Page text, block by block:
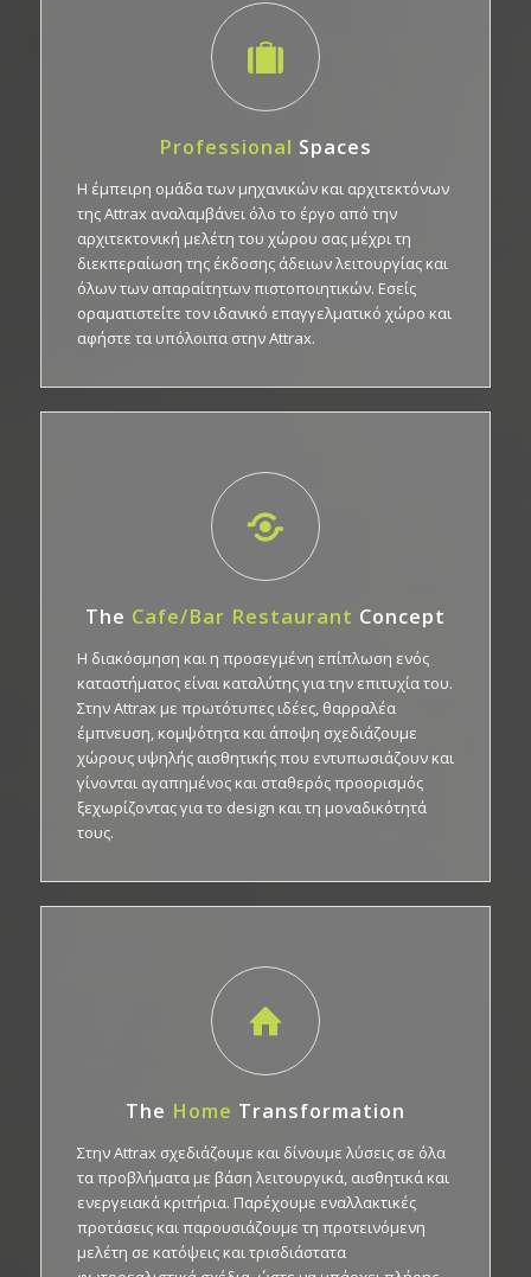
Professional Spaces
Η έμπειρη ομάδα των μηχανικών και αρχιτεκτόνων
της Attrax αναλαμβάνει όλο το έργο από την
αρχιτεκτονική μελέτη του χώρου σας μέχρι τη
διεκπεραίωση της έκδοσης άδειων λειτουργίας και
όλων των απαραίτητων πιστοποιητικών. Εσείς
οραματιστείτε τον ιδανικό επαγγελματικό χώρο και
αφήστε τα υπόλοιπα στην Attrax.
The Cafe/Bar Restaurant Concept
Η διακόσμηση και η προσεγμένη επίπλωση ενός
καταστήματος είναι καταλύτης για την επιτυχία του.
Στην Attrax με πρωτότυπες ιδέες, θαρραλέα
έμπνευση, κομψότητα και άποψη σχεδιάζουμε
χώρους υψηλής αισθητικής που εντυπωσιάζουν και
γίνονται αγαπημένος και σταθερός προορισμός
ξεχωρίζοντας για το design και τη μοναδικότητά
τους.
The Home Transformation
Στην Attrax σχεδιάζουμε και δίνουμε λύσεις σε όλα
τα προβλήματα με βάση λειτουργικά, αισθητικά και
ενεργειακά κριτήρια. Παρέχουμε εναλλακτικές
προτάσεις και παρουσιάζουμε τη προτεινόμενη
μελέτη σε κατόψεις και τρισδιάστατα